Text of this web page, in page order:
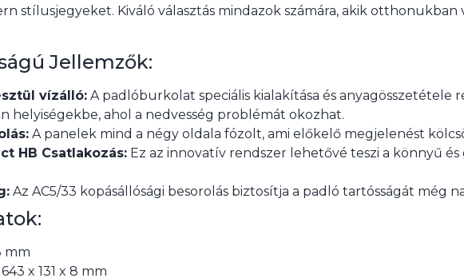
stílusjegyeket. Kiváló választás mindazok számára, akik
Jellemzők:
vízálló: A padlóburkolat speciális kialakítása és
helyiségekbe, ahol a nedvesség problémát okozhat.
A panelek mind a négy oldala fózolt, ami előkelő megjelenést
HB Csatlakozás: Ez az innovatív rendszer lehetővé teszi a könnyű
Az AC5/33 kopásállósági besorolás biztosítja a padló tartósságát még
mm
643 x 131 x 8 mm